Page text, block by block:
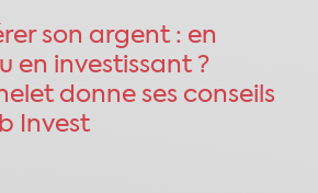
son argent : en
en investissant ?
donne ses conseils
Invest